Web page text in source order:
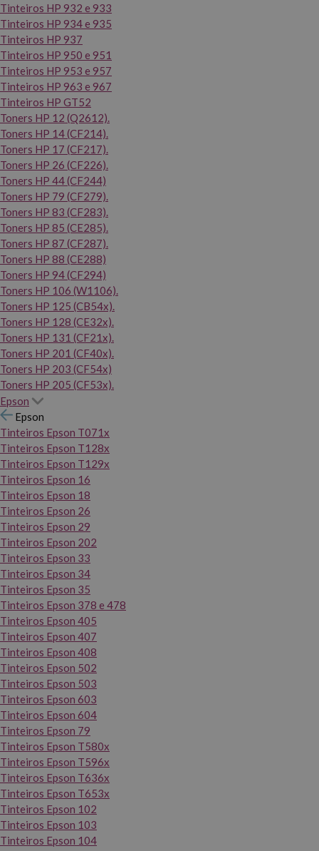
Tinteiros HP 932 e 933
Tinteiros HP 934 e 935
Tinteiros HP 937
Tinteiros HP 950 e 951
Tinteiros HP 953 e 957
Tinteiros HP 963 e 967
Tinteiros HP GT52
Toners HP 12 (Q2612).
Toners HP 14 (CF214).
Toners HP 17 (CF217).
Toners HP 26 (CF226).
Toners HP 44 (CF244)
Toners HP 79 (CF279).
Toners HP 83 (CF283).
Toners HP 85 (CE285).
Toners HP 87 (CF287).
Toners HP 88 (CE288)
Toners HP 94 (CF294)
Toners HP 106 (W1106).
Toners HP 125 (CB54x).
Toners HP 128 (CE32x).
Toners HP 131 (CF21x).
Toners HP 201 (CF40x).
Toners HP 203 (CF54x)
Toners HP 205 (CF53x).
Epson
Epson
Tinteiros Epson T071x
Tinteiros Epson T128x
Tinteiros Epson T129x
Tinteiros Epson 16
Tinteiros Epson 18
Tinteiros Epson 26
Tinteiros Epson 29
Tinteiros Epson 202
Tinteiros Epson 33
Tinteiros Epson 34
Tinteiros Epson 35
Tinteiros Epson 378 e 478
Tinteiros Epson 405
Tinteiros Epson 407
Tinteiros Epson 408
Tinteiros Epson 502
Tinteiros Epson 503
Tinteiros Epson 603
Tinteiros Epson 604
Tinteiros Epson 79
Tinteiros Epson T580x
Tinteiros Epson T596x
Tinteiros Epson T636x
Tinteiros Epson T653x
Tinteiros Epson 102
Tinteiros Epson 103
Tinteiros Epson 104